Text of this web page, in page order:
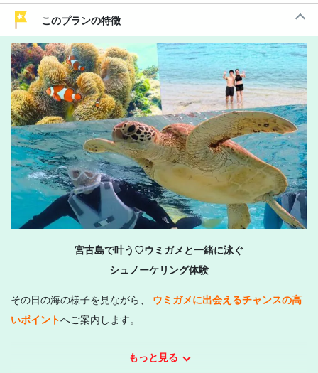
このプランの特徴
宮古島で叶う♡ウミガメと一緒に泳ぐ
シュノーケリング体験
その日の海の様子を見ながら、 ウミガメに出会えるチャンスの高
いポイントへご案内します。
もっと見る